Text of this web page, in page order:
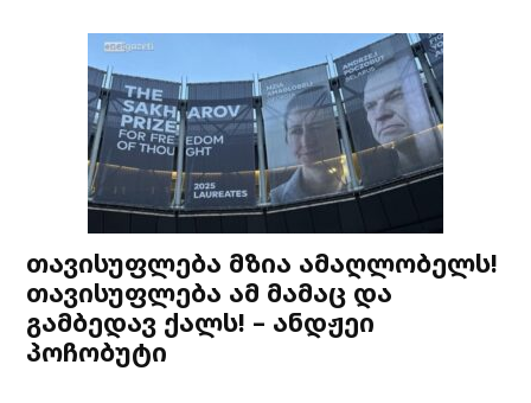
თავისუფლება მზია ამაღლობელს!
თავისუფლება ამ მამაც და
გამბედავ ქალს! – ანდჟეი
პოჩობუტი